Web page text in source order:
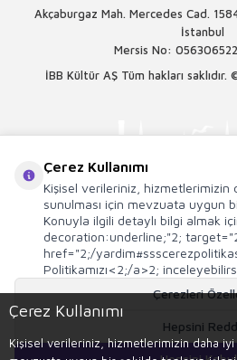
Çerez Kullanımı
Kişisel verileriniz, hizmetlerimizin daha
Akçaburgaz Mah. Mercedes Cad.
İstanbul
Mersis No:
İBB Kültür AŞ Tüm hakları saklıdır.
E-Ticaret
Çerez Kullanımı
Kişisel verileriniz, hizmetlerimizin
sunulması için mevzuata uygun
Konuyla ilgili detaylı bilgi almak
decoration:underline;"2;
href="2;/
Politikamızı<2;/a>2;
Çerezleri
Hepsini